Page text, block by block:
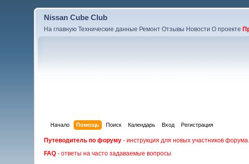
Nissan Cube Club
На главную Технические данные Ремонт Отзывы Новости О проекте
Начало Помощь Поиск Календарь Вход Регистрация
Путеводитель по форуму - инструкция для новых участников форума.
FAQ - ответы на часто задаваемые вопросы